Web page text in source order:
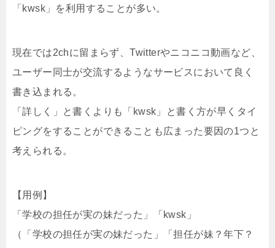
「kwsk」を利用することが多い。
現在では2chに留まらず、Twitterやニコニコ動画など、
ユーザー同士が交流するようなサービスにおいて良く
書き込まれる。
「詳しく」と書くよりも「kwsk」と書く方が早くタイ
ピングをすることができることも広まった要因の1つと
考えられる。
【用例】
「学校の担任が実の妹だった」「kwsk」
（「学校の担任が実の妹だった」「担任が妹？年下？